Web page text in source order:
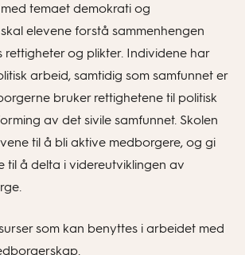
temaet demokrati og
elevene forstå sammenhengen
rettigheter og plikter. Individene har
arbeid, samtidig som samfunnet er
bruker rettighetene til politisk
av det sivile samfunnet. Skolen
til å bli aktive medborgere, og gi
til å delta i videreutviklingen av
som kan benyttes i arbeidet med